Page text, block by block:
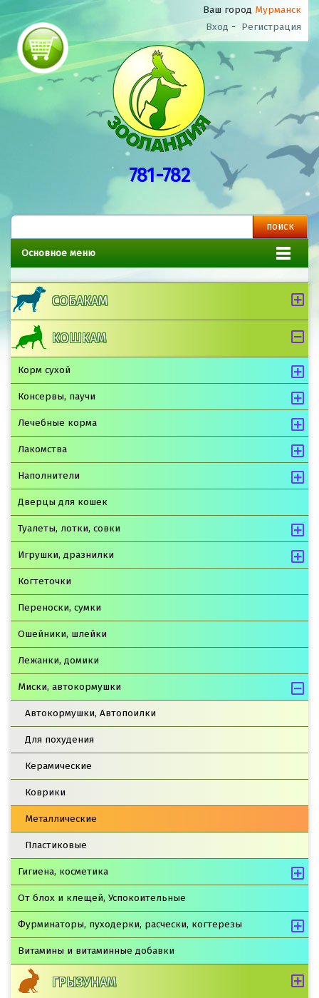
Ваш город Мурманск
Вход - Регистрация
781-782
Основное меню
СОБАКАМ
КОШКАМ
Корм сухой
Консервы, паучи
Лечебные корма
Лакомства
Наполнители
Дверцы для кошек
Туалеты, лотки, совки
Игрушки, дразнилки
Когтеточки
Переноски, сумки
Ошейники, шлейки
Лежанки, домики
Миски, автокормушки
Автокормушки, Автопоилки
Для похудения
Керамические
Коврики
Металлические
Пластиковые
Гигиена, косметика
От блох и клещей, Успокоительные
Фурминаторы, пуходерки, расчески, когтерезы
Витамины и витаминные добавки
ГРЫЗУНАМ